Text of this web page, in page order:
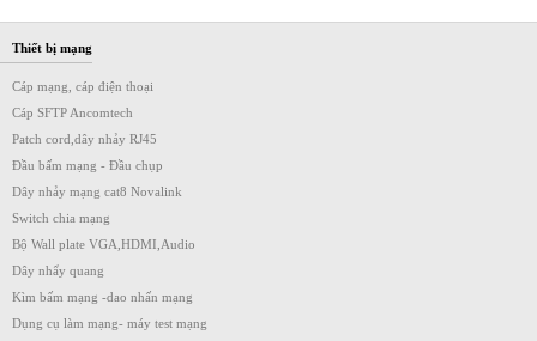
Thiết bị mạng
Cáp mạng, cáp điện thoại
Cáp SFTP Ancomtech
Patch cord,dây nhảy RJ45
Đầu bấm mạng - Đầu chụp
Dây nhảy mạng cat8 Novalink
Switch chia mạng
Bộ Wall plate VGA,HDMI,Audio
Dây nhẩy quang
Kìm bấm mạng -dao nhấn mạng
Dụng cụ làm mạng- máy test mạng